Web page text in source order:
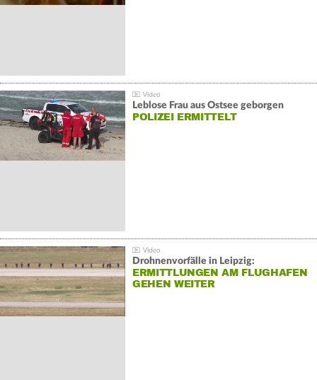
Leblose Frau aus Ostsee geborgen
POLIZEI ERMITTELT
Drohnenvorfälle in Leipzig:
ERMITTLUNGEN AM FLUGHAFEN
GEHEN WEITER